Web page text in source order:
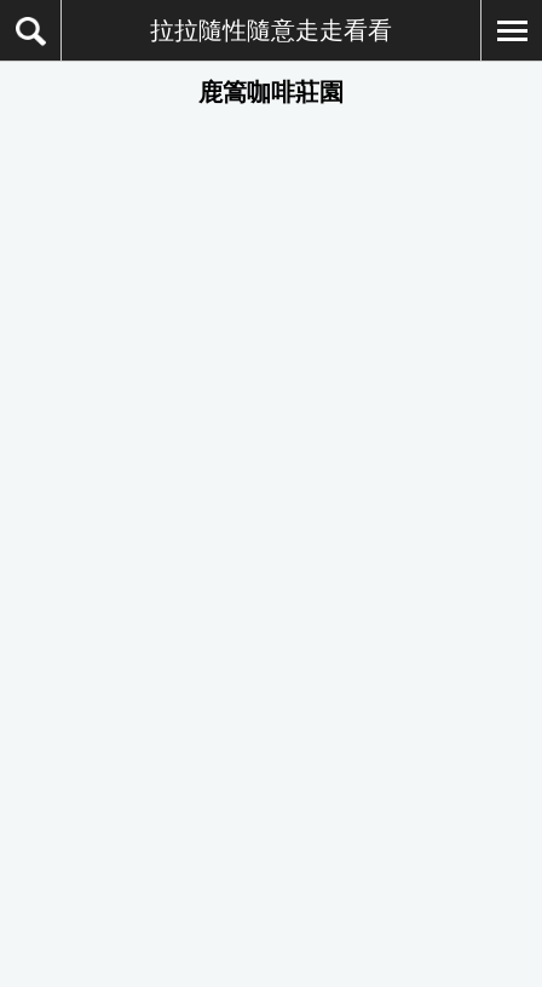
拉拉隨性隨意走走看看
鹿篙咖啡莊園